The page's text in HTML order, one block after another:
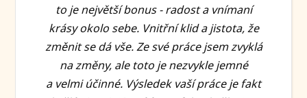
to je největší bonus - radost a vnímaní
krásy okolo sebe. Vnitřní klid a jistota, že
změnit se dá vše. Ze své práce jsem zvyklá
na změny, ale toto je nezvykle jemné
a velmi účinné. Výsledek vaší práce je fakt